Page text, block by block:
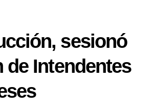
sesionó
de Intendentes